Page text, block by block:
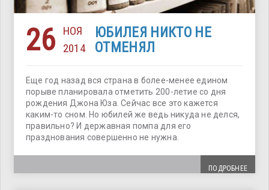
26
НОЯ
2014
ЮБИЛЕЯ НИКТО НЕ
ОТМЕНЯЛ
Еще год назад вся страна в более-менее едином
порыве планировала отметить 200-летие со дня
рождения Джона Юза. Сейчас все это кажется
каким-то сном. Но юбилей же ведь никуда не делся,
правильно? И державная помпа для его
празднования совершенно не нужна.
ПОДРОБНЕЕ